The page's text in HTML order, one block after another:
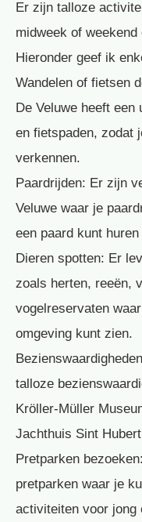
Er zijn talloze
midweek of
Hieronder geef ik
Wandelen of fietsen
De Veluwe heeft een
en fietspaden, zodat
verkennen.
Paardrijden: Er zijn
Veluwe waar je
een paard kunt
Dieren spotten: Er
zoals herten, reeën,
vogelreservaten
omgeving kunt zien.
talloze
Kröller-Müller
Jachthuis Sint
Pretparken
pretparken waar je
activiteiten voor jong